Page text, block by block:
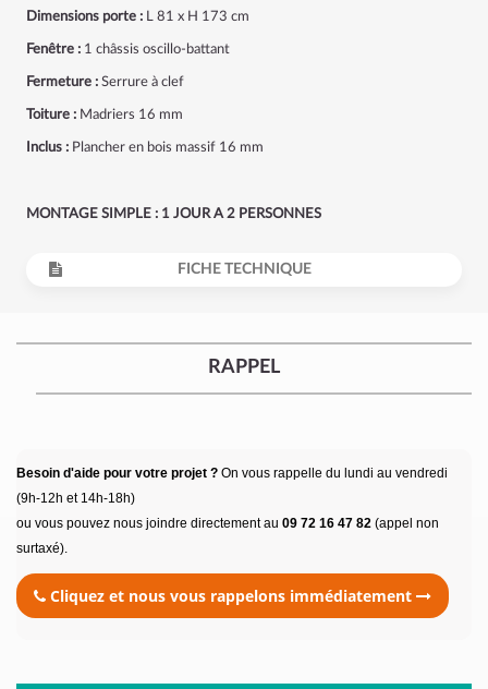
Dimensions porte : L 81 x H 173 cm
Fenêtre : 1 châssis oscillo-battant
Fermeture : Serrure à clef
Toiture : Madriers 16 mm
Inclus : Plancher en bois massif 16 mm
MONTAGE SIMPLE : 1 JOUR A 2 PERSONNES
FICHE TECHNIQUE
RAPPEL
Besoin d'aide pour votre projet ? On vous rappelle du lundi au vendredi
(9h-12h et 14h-18h)
ou vous pouvez nous joindre directement au 09 72 16 47 82 (appel non
surtaxé).
Cliquez et nous vous rappelons immédiatement